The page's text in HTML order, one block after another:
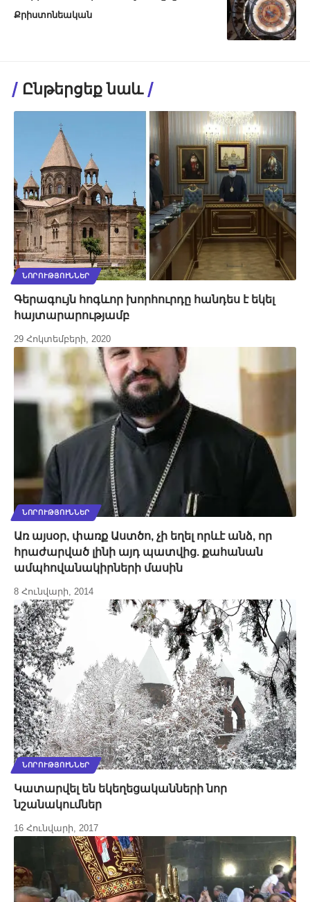
Քրիստոնեական
Ընթերցեք նաև
ՆՈՐՈՒԹՅՈՒՆՆԵՐ
Գերագույն հոգևոր խորհուրդը հանդես է եկել
հայտարարությամբ
29 Հոկտեմբերի, 2020
ՆՈՐՈՒԹՅՈՒՆՆԵՐ
Առ այսօր, փառք Աստծո, չի եղել որևէ անձ, որ
հրաժարված լինի այդ պատվից. քահանան
ամպհովանակիրների մասին
8 Հունվարի, 2014
ՆՈՐՈՒԹՅՈՒՆՆԵՐ
Կատարվել են եկեղեցականների նոր
նշանակումներ
16 Հունվարի, 2017